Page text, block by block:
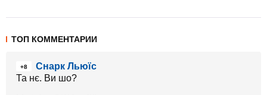
ТОП КОММЕНТАРИИ
+8
Снарк Льюїс
Та нє. Ви шо?